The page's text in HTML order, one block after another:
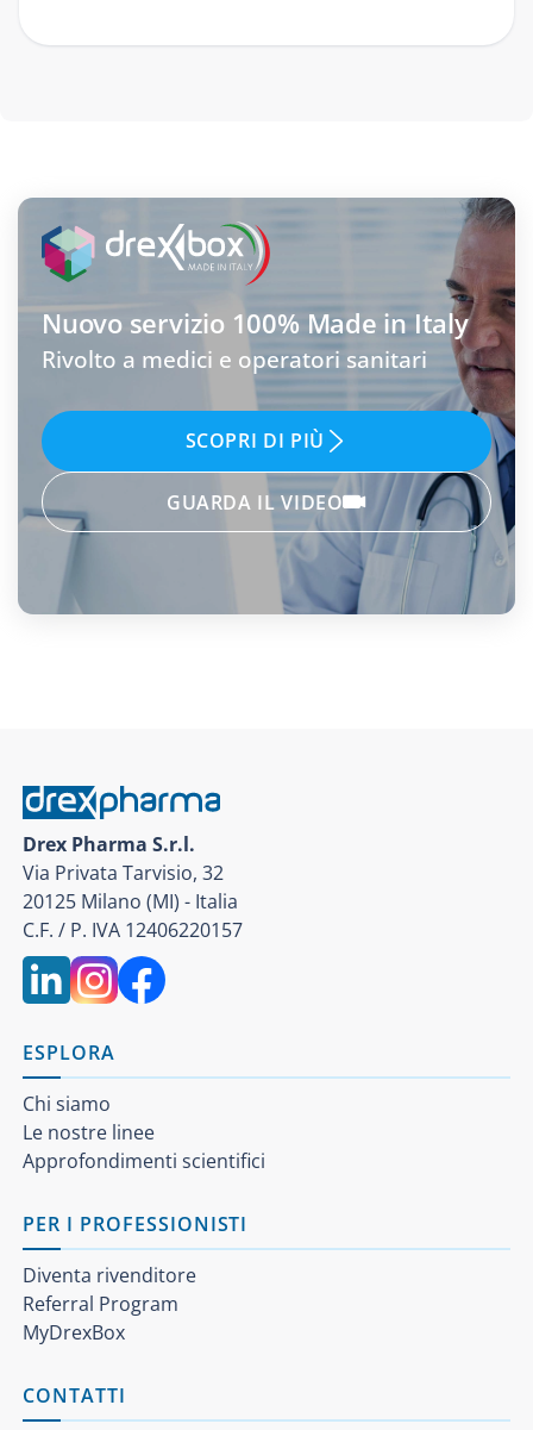
Nuovo servizio 100% Made in Italy
Rivolto a medici e operatori sanitari
SCOPRI DI PIÙ
GUARDA IL VIDEO
Drex Pharma S.r.l.
Via Privata Tarvisio, 32
20125 Milano (MI) - Italia
C.F. / P. IVA 12406220157
ESPLORA
Chi siamo
Le nostre linee
Approfondimenti scientifici
PER I PROFESSIONISTI
Diventa rivenditore
Referral Program
MyDrexBox
CONTATTI